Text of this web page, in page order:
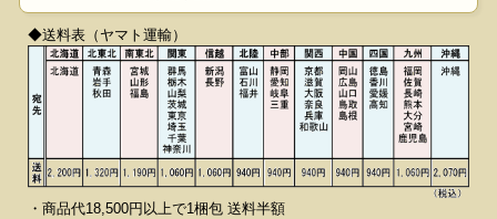
◆送料表（ヤマト運輸）
・商品代18,500円以上で1梱包 送料半額